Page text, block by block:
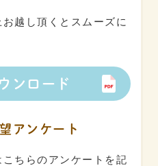
越し頂くとスムーズに
ンロード
アンケート
ちらのアンケートを記